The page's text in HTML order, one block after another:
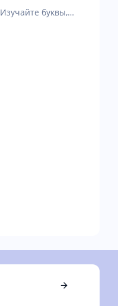
Изучайте буквы,